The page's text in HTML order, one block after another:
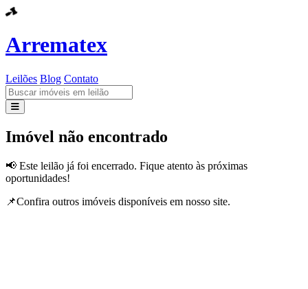
Arrematex
Leilões Blog Contato
Leilões
Imóvel não encontrado
📢 Este leilão já foi encerrado. Fique atento às próximas
oportunidades!
📌Confira outros imóveis disponíveis em nosso site.